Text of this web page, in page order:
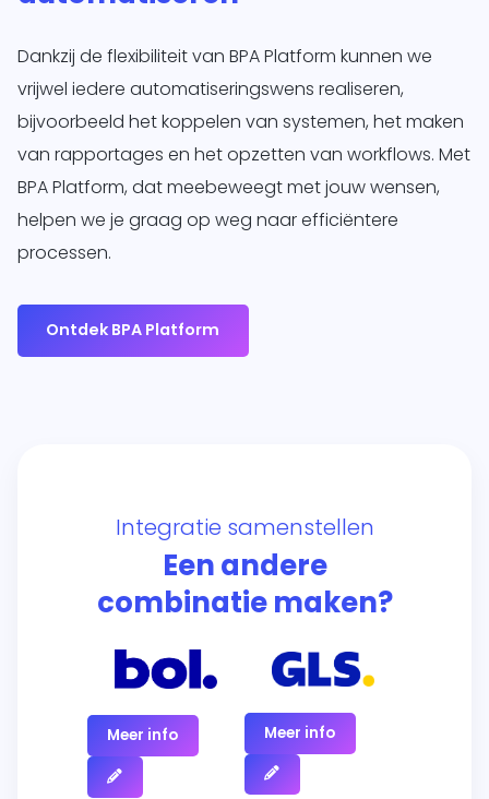
Dankzij de flexibiliteit van BPA Platform kunnen we
vrijwel iedere automatiseringswens realiseren,
bijvoorbeeld het koppelen van systemen, het maken
van rapportages en het opzetten van workflows. Met
BPA Platform, dat meebeweegt met jouw wensen,
helpen we je graag op weg naar efficiëntere
processen.
Ontdek BPA Platform
Integratie samenstellen
Een andere
combinatie maken?
Meer info Meer info